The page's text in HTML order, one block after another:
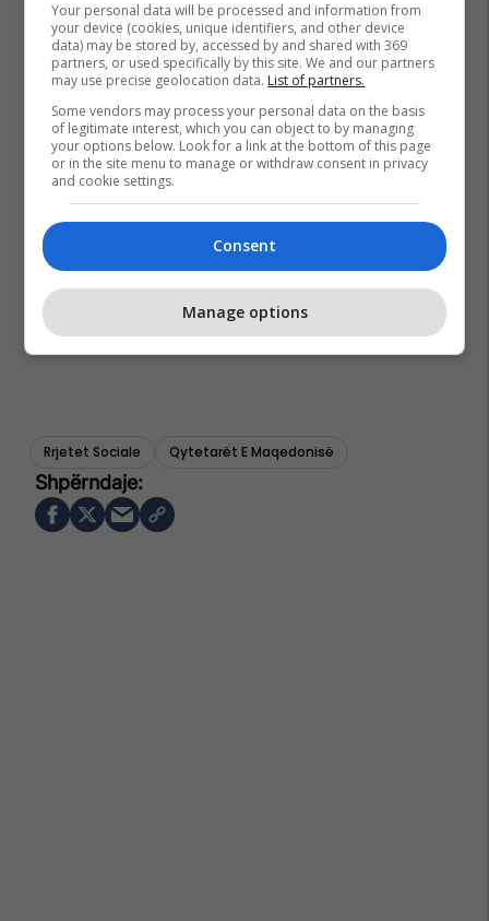
Rrjetet Sociale Qytetarët E Maqedonisë
Your personal data will be processed and information from
your device (cookies, unique identifiers, and other device
data) may be stored by, accessed by and shared with 369
partners, or used specifically by this site. We and our partners
may use precise geolocation data. List of partners.
Some vendors may process your personal data on the basis
of legitimate interest, which you can object to by managing
your options below. Look for a link at the bottom of this page
or in the site menu to manage or withdraw consent in privacy
and cookie settings.
Consent
Manage options